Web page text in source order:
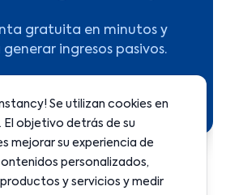
gratuita en minutos y
ingresos pasivos.
Se utilizan cookies en
objetivo detrás de su
mejorar su experiencia de
personalizados,
y servicios y medir